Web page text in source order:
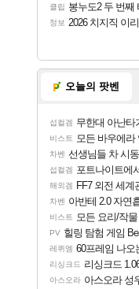
클립 봉누도2 두 번째
정보 2026 치지직 이
오늘의 팟벤
섭컬겜 무한대 아난타가 넷이
비스트 모든 바우에라 업그레이드
차벤 선생님들 차 시동 끌
섭컬겜 포트나이트에서 명일방
해외겜 FF7 외전 세계
차벤 아반테 2.0 자연
비스트 모든 요리/작물 책 획득 위
PV 힐링 탐험 게임 Bearly
레퀴엠 60프레임 나오
리싱크드 리싱크드
아스오라 아스오라 성우